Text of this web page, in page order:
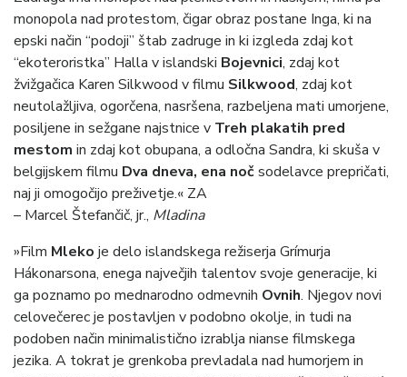
monopola nad protestom, čigar obraz postane Inga, ki na
epski način “podoji” štab zadruge in ki izgleda zdaj kot
“ekoteroristka” Halla v islandski Bojevnici, zdaj kot
žvižgačica Karen Silkwood v filmu Silkwood, zdaj kot
neutolažljiva, ogorčena, nasršena, razbeljena mati umorjene,
posiljene in sežgane najstnice v Treh plakatih pred
mestom in zdaj kot obupana, a odločna Sandra, ki skuša v
belgijskem filmu Dva dneva, ena nočsodelavce prepričati,
naj ji omogočijo preživetje.« ZA
– Marcel Štefančič, jr., Mladina
»Film Mleko je delo islandskega režiserja Grímurja
Hákonarsona, enega največjih talentov svoje generacije, ki
ga poznamo po mednarodno odmevnih Ovnih. Njegov novi
celovečerec je postavljen v podobno okolje, in tudi na
podoben način minimalistično izrablja nianse filmskega
jezika. A tokrat je grenkoba prevladala nad humorjem in